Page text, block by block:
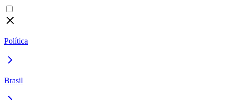
Política
Brasil